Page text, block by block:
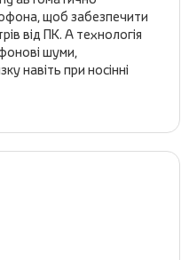
щоб забезпечити
від ПК. А технологія
шуми,
навіть при носінні